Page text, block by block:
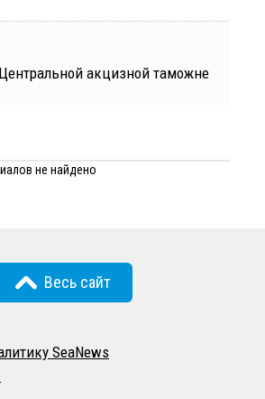
акцизной таможне
не найдено
Весь сайт
SeaNews